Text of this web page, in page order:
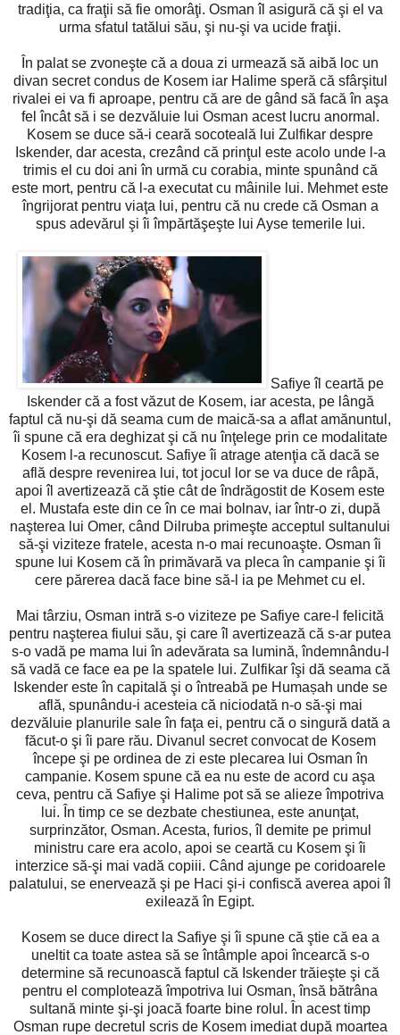
tradiţia, ca fraţii să fie omorâţi. Osman îl asigură că şi el va
urma sfatul tatălui său, şi nu-şi va ucide fraţii.
În palat se zvoneşte că a doua zi urmează să aibă loc un
divan secret condus de Kosem iar Halime speră că sfârşitul
rivalei ei va fi aproape, pentru că are de gând să facă în aşa
fel încât să i se dezvăluie lui Osman acest lucru anormal.
Kosem se duce să-i ceară socoteală lui Zulfikar despre
Iskender, dar acesta, crezând că prinţul este acolo unde l-a
trimis el cu doi ani în urmă cu corabia, minte spunând că
este mort, pentru că l-a executat cu mâinile lui. Mehmet este
îngrijorat pentru viaţa lui, pentru că nu crede că Osman a
spus adevărul şi îi împărtăşeşte lui Ayse temerile lui.
Safiye îl ceartă pe
Iskender că a fost văzut de Kosem, iar acesta, pe lângă
faptul că nu-şi dă seama cum de maică-sa a aflat amănuntul,
îi spune că era deghizat şi că nu înţelege prin ce modalitate
Kosem l-a recunoscut. Safiye îi atrage atenţia că dacă se
află despre revenirea lui, tot jocul lor se va duce de râpă,
apoi îl avertizează că ştie cât de îndrăgostit de Kosem este
el. Mustafa este din ce în ce mai bolnav, iar într-o zi, după
naşterea lui Omer, când Dilruba primeşte acceptul sultanului
să-şi viziteze fratele, acesta n-o mai recunoaşte. Osman îi
spune lui Kosem că în primăvară va pleca în campanie şi îi
cere părerea dacă face bine să-l ia pe Mehmet cu el.
Mai târziu, Osman intră s-o viziteze pe Safiye care-l felicită
pentru naşterea fiului său, şi care îl avertizează că s-ar putea
s-o vadă pe mama lui în adevărata sa lumină, îndemnându-l
să vadă ce face ea pe la spatele lui. Zulfikar îşi dă seama că
Iskender este în capitală şi o întreabă pe Humașah unde se
află, spunându-i acesteia că niciodată n-o să-şi mai
dezvăluie planurile sale în faţa ei, pentru că o singură dată a
făcut-o şi îi pare rău. Divanul secret convocat de Kosem
începe şi pe ordinea de zi este plecarea lui Osman în
campanie. Kosem spune că ea nu este de acord cu aşa
ceva, pentru că Safiye şi Halime pot să se alieze împotriva
lui. În timp ce se dezbate chestiunea, este anunţat,
surprinzător, Osman. Acesta, furios, îl demite pe primul
ministru care era acolo, apoi se ceartă cu Kosem şi îi
interzice să-şi mai vadă copiii. Când ajunge pe coridoarele
palatului, se enervează şi pe Haci şi-i confiscă averea apoi îl
exilează în Egipt.
Kosem se duce direct la Safiye şi îi spune că ştie că ea a
uneltit ca toate astea să se întâmple apoi încearcă s-o
determine să recunoască faptul că Iskender trăieşte şi că
pentru el complotează împotriva lui Osman, însă bătrâna
sultană minte şi-şi joacă foarte bine rolul. În acest timp
Osman rupe decretul scris de Kosem imediat după moartea